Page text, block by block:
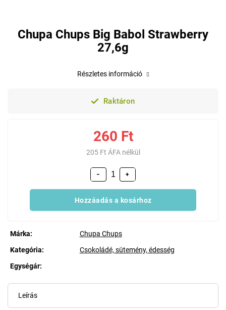
Chupa Chups Big Babol Strawberry
27,6g
Raktáron
260 Ft
205 Ft ÁFA nélkül
+
−
Hozzáadás a kosárhoz
Kategória: Csokoládé, sütemény, édesség
Márka: Chupa Chups
Egységár:
Részletes információ
Leírás